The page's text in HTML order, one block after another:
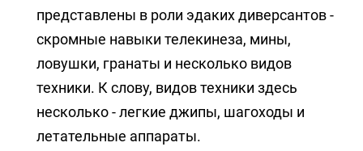
представлены в роли эдаких диверсантов -
скромные навыки телекинеза, мины,
ловушки, гранаты и несколько видов
техники. К слову, видов техники здесь
несколько - легкие джипы, шагоходы и
летательные аппараты.